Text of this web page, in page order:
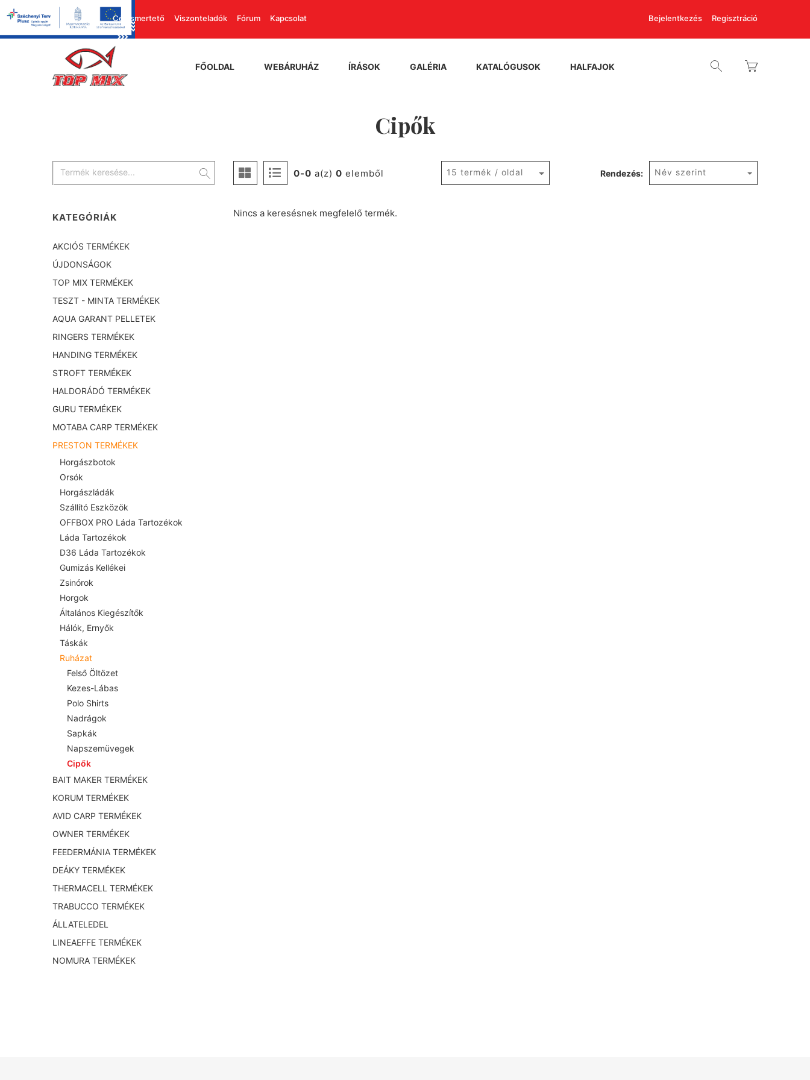
Cégismertető Viszonteladók Fórum Kapcsolat Bejelentkezés Regisztráció
FŐOLDAL WEBÁRUHÁZ ÍRÁSOK GALÉRIA KATALÓGUSOK HALFAJOK
Cipők
0-0 a(z) 0 elemből 15 termék / oldal Rendezés: Név szerint
Nincs a keresésnek megfelelő termék.
KATEGÓRIÁK
AKCIÓS TERMÉKEK
ÚJDONSÁGOK
TOP MIX TERMÉKEK
TESZT - MINTA TERMÉKEK
AQUA GARANT PELLETEK
RINGERS TERMÉKEK
HANDING TERMÉKEK
STROFT TERMÉKEK
HALDORÁDÓ TERMÉKEK
GURU TERMÉKEK
MOTABA CARP TERMÉKEK
PRESTON TERMÉKEK
Horgászbotok
Orsók
Horgászládák
Szállító Eszközök
OFFBOX PRO Láda Tartozékok
Láda Tartozékok
D36 Láda Tartozékok
Gumizás Kellékei
Zsinórok
Horgok
Általános Kiegészítők
Hálók, Ernyők
Táskák
Ruházat
Felső Öltözet
Kezes-Lábas
Polo Shirts
Nadrágok
Sapkák
Napszemüvegek
Cipők
BAIT MAKER TERMÉKEK
KORUM TERMÉKEK
AVID CARP TERMÉKEK
OWNER TERMÉKEK
FEEDERMÁNIA TERMÉKEK
DEÁKY TERMÉKEK
THERMACELL TERMÉKEK
TRABUCCO TERMÉKEK
ÁLLATELEDEL
LINEAEFFE TERMÉKEK
NOMURA TERMÉKEK